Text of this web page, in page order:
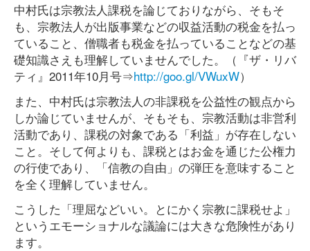
中村氏は宗教法人課税を論じておりながら、そもそ
も、宗教法人が出版事業などの収益活動の税金を払っ
ていること、僧職者も税金を払っていることなどの基
礎知識さえも理解していませんでした。（『ザ・リバ
ティ』2011年10月号⇒http://goo.gl/VWuxW）
また、中村氏は宗教法人の非課税を公益性の観点から
しか論じていませんが、そもそも、宗教活動は非営利
活動であり、課税の対象である「利益」が存在しない
こと。そして何よりも、課税とはお金を通じた公権力
の行使であり、「信教の自由」の弾圧を意味すること
を全く理解していません。
こうした「理屈などいい。とにかく宗教に課税せよ」
というエモーショナルな議論には大きな危険性があり
ます。